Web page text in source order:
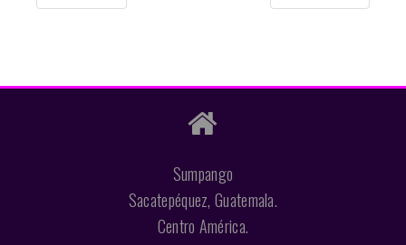
Sumpango
Sacatepéquez, Guatemala.
Centro América.